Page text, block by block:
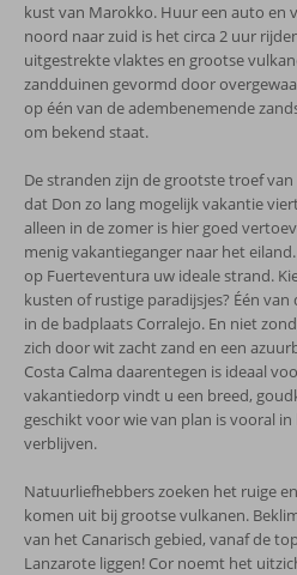
kust van Marokko. Huur een auto en
noord naar zuid is het circa 2 uur
uitgestrekte vlaktes en grootse
zandduinen gevormd door
op één van de adembenemende
om bekend staat.
De stranden zijn de grootste troef
dat Don zo lang mogelijk vakantie
alleen in de zomer is hier goed
menig vakantieganger naar het
op Fuerteventura uw ideale strand.
kusten of rustige paradijsjes? Één
in de badplaats Corralejo. En niet
zich door wit zacht zand en een
Costa Calma daarentegen is ideaal
vakantiedorp vindt u een breed,
geschikt voor wie van plan is vooral
verblijven.
Natuurliefhebbers zoeken het ruige
komen uit bij grootse vulkanen.
van het Canarisch gebied, vanaf de
Lanzarote liggen! Cor noemt het